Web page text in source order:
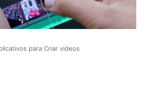
para Criar videos